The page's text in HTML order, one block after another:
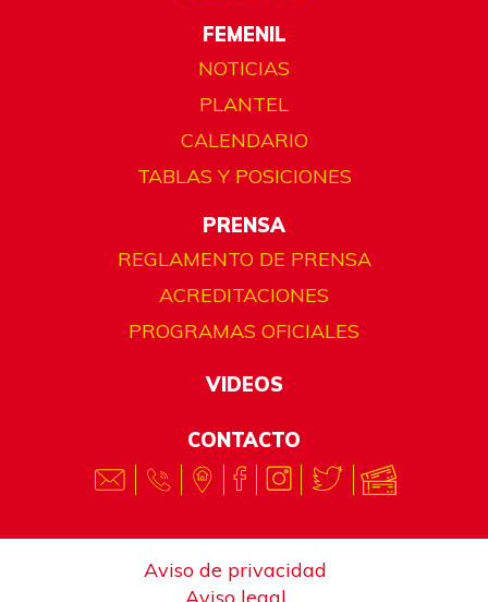
FEMENIL
NOTICIAS
PLANTEL
CALENDARIO
TABLAS Y POSICIONES
PRENSA
REGLAMENTO DE PRENSA
ACREDITACIONES
PROGRAMAS OFICIALES
VIDEOS
CONTACTO
Aviso de privacidad